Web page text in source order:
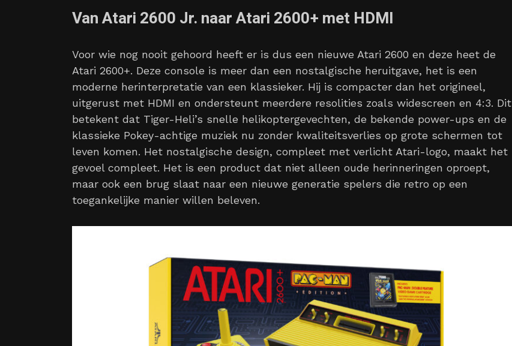
Van Atari 2600 Jr. naar Atari 2600+ met HDMI
Voor wie nog nooit gehoord heeft er is dus een nieuwe Atari 2600 en deze heet de
Atari 2600+. Deze console is meer dan een nostalgische heruitgave, het is een
moderne herinterpretatie van een klassieker. Hij is compacter dan het origineel,
uitgerust met HDMI en ondersteunt meerdere resolities zoals widescreen en 4:3. Dit
betekent dat Tiger-Heli’s snelle helikoptergevechten, de bekende power-ups en de
klassieke Pokey-achtige muziek nu zonder kwaliteitsverlies op grote schermen tot
leven komen. Het nostalgische design, compleet met verlicht Atari-logo, maakt het
gevoel compleet. Het is een product dat niet alleen oude herinneringen oproept,
maar ook een brug slaat naar een nieuwe generatie spelers die retro op een
toegankelijke manier willen beleven.